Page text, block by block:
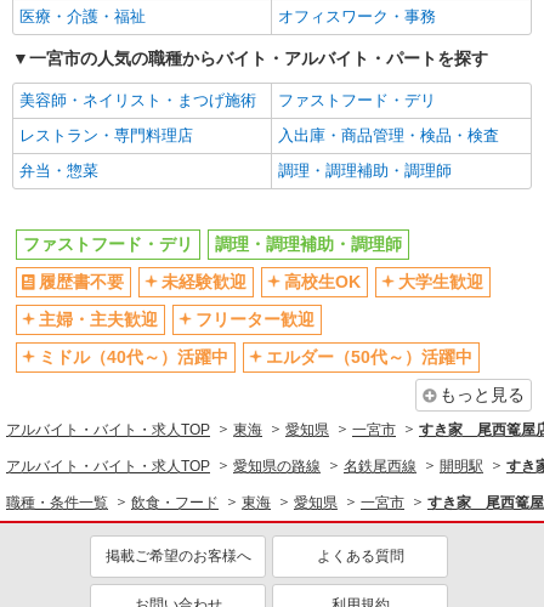
医療・介護・福祉 オフィスワーク・事務
一宮市の人気の職種からバイト・アルバイト・パートを探す
美容師・ネイリスト・まつげ施術
ファストフード・デリ
レストラン・専門料理店
入出庫・商品管理・検品・検査
弁当・惣菜
調理・調理補助・調理師
ファストフード・デリ
調理・調理補助・調理師
履歴書不要
未経験歓迎 高校生OK
大学生歓迎
主婦・主夫歓迎
フリーター歓迎
ミドル（40代～）活躍中
エルダー（50代～）活躍中
もっと見る
アルバイト・バイト・求人TOP 東海 愛知県 一宮市 すき家 尾西篭屋
アルバイト・バイト・求人TOP 愛知県の路線 名鉄尾西線 開明駅 すき
職種・条件一覧 飲食・フード 東海 愛知県 一宮市 すき家 尾西篭屋
掲載ご希望のお客様へ よくある質問